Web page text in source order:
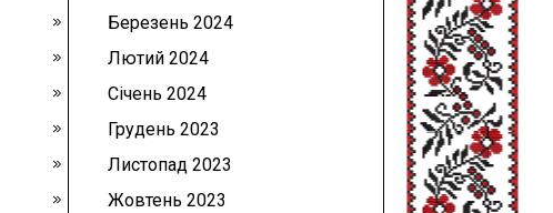
Березень 2024
Лютий 2024
Січень 2024
Грудень 2023
Листопад 2023
Жовтень 2023